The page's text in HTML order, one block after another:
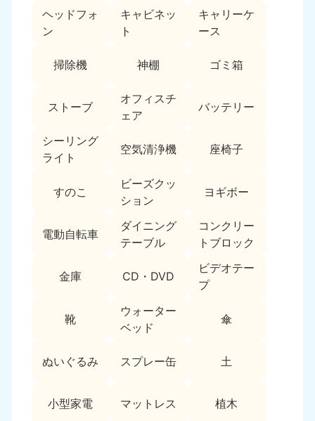
ヘッドフォ
ン
キャビネッ
ト
キャリーケ
ース
掃除機 神棚 ゴミ箱
ストーブ
オフィスチ
ェア
バッテリー
シーリング
ライト
空気清浄機 座椅子
すのこ
ビーズクッ
ション
ヨギボー
電動自転車
ダイニング
テーブル
コンクリー
トブロック
金庫 CD・DVD
ビデオテー
プ
靴
ウォーター
ベッド
傘
ぬいぐるみ スプレー缶 土
小型家電 マットレス 植木
福島県
050-1881-5271
東京都
050-1881-5265
9:00〜19:00 年中無休
神奈川県
050-1881-5268
9:00〜19:00 年中無休
050-1881-5266
9:00〜19:00 年中無休
栃木県
050-1881-5270
茨城県
050-1881-5269
9:00〜19:00 年中無休
050-1881-5267
9:00〜19:00 年中無休
050-1881-5255
9:00〜19:00 年中無休
050-1881-5259
9:00〜19:00 年中無休